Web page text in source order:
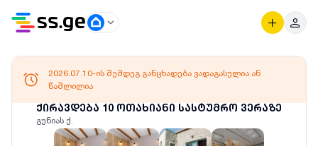
ქირავდება 10 ოთახიანი სასტუმრო ვერაზე
გუნიას ქ.
2026.07.10-ის შემდეგ განცხადება ვადაგასულია ან
წაშლილია